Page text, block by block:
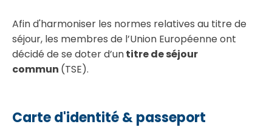
Afin d'harmoniser les normes relatives au titre de
séjour, les membres de l’Union Européenne ont
décidé de se doter d’untitre de séjour
commun (TSE).
Carte d'identité & passeport